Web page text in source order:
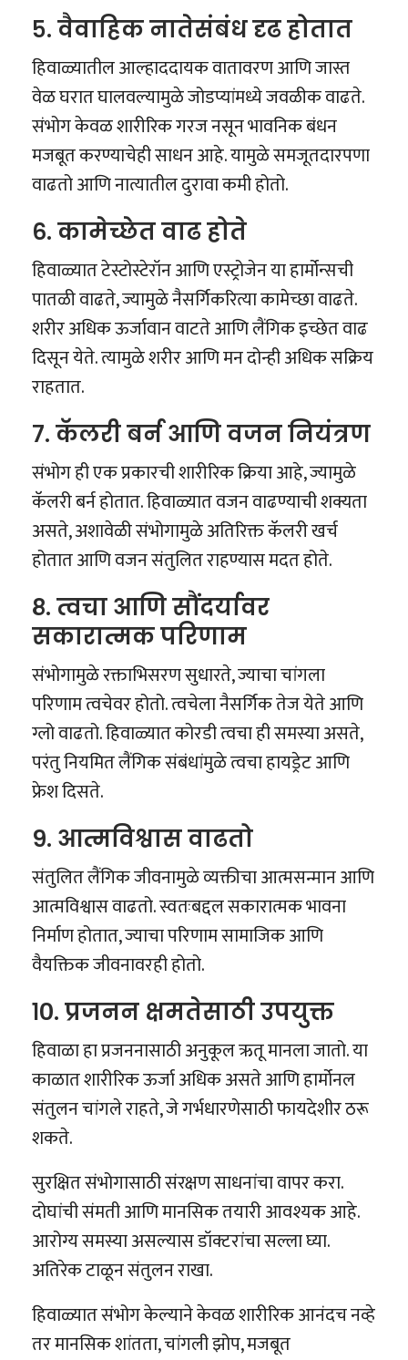
५. वैवाहिक नातेसंबंध दृढ होतात
हिवाळ्यातील आल्हाददायक वातावरण आणि जास्त
वेळ घरात घालवल्यामुळे जोडप्यांमध्ये जवळीक वाढते.
संभोग केवळ शारीरिक गरज नसून भावनिक बंधन
मजबूत करण्याचेही साधन आहे. यामुळे समजूतदारपणा
वाढतो आणि नात्यातील दुरावा कमी होतो.
६. कामेच्छेत वाढ होते
हिवाळ्यात टेस्टोस्टेरॉन आणि एस्ट्रोजेन या हार्मोन्सची
पातळी वाढते, ज्यामुळे नैसर्गिकरित्या कामेच्छा वाढते.
शरीर अधिक ऊर्जावान वाटते आणि लैंगिक इच्छेत वाढ
दिसून येते. त्यामुळे शरीर आणि मन दोन्ही अधिक सक्रिय
राहतात.
७. कॅलरी बर्न आणि वजन नियंत्रण
संभोग ही एक प्रकारची शारीरिक क्रिया आहे, ज्यामुळे
कॅलरी बर्न होतात. हिवाळ्यात वजन वाढण्याची शक्यता
असते, अशावेळी संभोगामुळे अतिरिक्त कॅलरी खर्च
होतात आणि वजन संतुलित राहण्यास मदत होते.
८. त्वचा आणि सौंदर्यावर
सकारात्मक परिणाम
संभोगामुळे रक्ताभिसरण सुधारते, ज्याचा चांगला
परिणाम त्वचेवर होतो. त्वचेला नैसर्गिक तेज येते आणि
ग्लो वाढतो. हिवाळ्यात कोरडी त्वचा ही समस्या असते,
परंतु नियमित लैंगिक संबंधांमुळे त्वचा हायड्रेट आणि
फ्रेश दिसते.
९. आत्मविश्वास वाढतो
संतुलित लैंगिक जीवनामुळे व्यक्तीचा आत्मसन्मान आणि
आत्मविश्वास वाढतो. स्वतःबद्दल सकारात्मक भावना
निर्माण होतात, ज्याचा परिणाम सामाजिक आणि
वैयक्तिक जीवनावरही होतो.
१०. प्रजनन क्षमतेसाठी उपयुक्त
हिवाळा हा प्रजननासाठी अनुकूल ऋतू मानला जातो. या
काळात शारीरिक ऊर्जा अधिक असते आणि हार्मोनल
संतुलन चांगले राहते, जे गर्भधारणेसाठी फायदेशीर ठरू
शकते.
सुरक्षित संभोगासाठी संरक्षण साधनांचा वापर करा.
दोघांची संमती आणि मानसिक तयारी आवश्यक आहे.
आरोग्य समस्या असल्यास डॉक्टरांचा सल्ला घ्या.
अतिरेक टाळून संतुलन राखा.
हिवाळ्यात संभोग केल्याने केवळ शारीरिक आनंदच नव्हे
तर मानसिक शांतता, चांगली झोप, मजबूत